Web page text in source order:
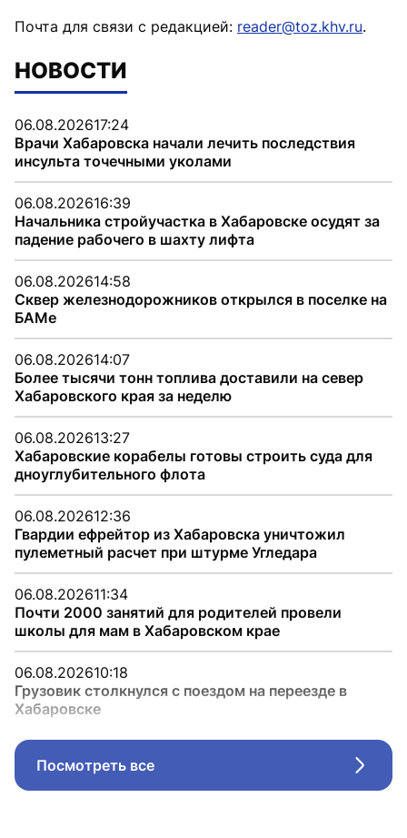
Почта для связи с редакцией: reader@toz.khv.ru.
НОВОСТИ
06.08.202617:24
Врачи Хабаровска начали лечить последствия
инсульта точечными уколами
06.08.202616:39
Начальника стройучастка в Хабаровске осудят за
падение рабочего в шахту лифта
06.08.202614:58
Сквер железнодорожников открылся в поселке на
БАМе
06.08.202614:07
Более тысячи тонн топлива доставили на север
Хабаровского края за неделю
06.08.202613:27
Хабаровские корабелы готовы строить суда для
дноуглубительного флота
06.08.202612:36
Гвардии ефрейтор из Хабаровска уничтожил
пулеметный расчет при штурме Угледара
06.08.202611:34
Почти 2000 занятий для родителей провели
школы для мам в Хабаровском крае
06.08.202610:18
Грузовик столкнулся с поездом на переезде в
Хабаровске
Посмотреть все